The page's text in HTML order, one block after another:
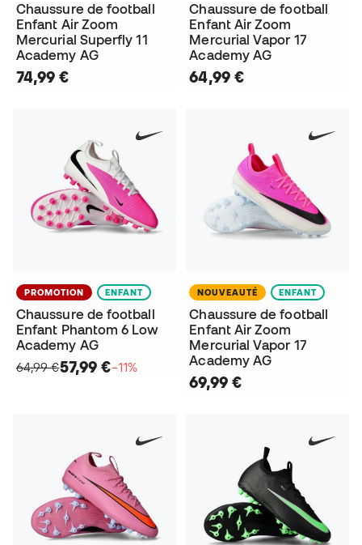
Chaussure de football
Enfant Air Zoom
Mercurial Superfly 11
Academy AG
74,99 €
Chaussure de football
Enfant Air Zoom
Mercurial Vapor 17
Academy AG
64,99 €
PROMOTION ENFANT
Chaussure de football
Enfant Phantom 6 Low
Academy AG
64,99 €57,99 €−11%
NOUVEAUTÉ ENFANT
Chaussure de football
Enfant Air Zoom
Mercurial Vapor 17
Academy AG
69,99 €